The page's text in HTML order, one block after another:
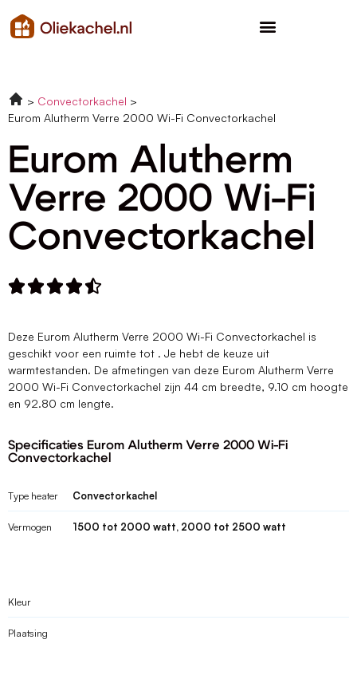
Convectorkachel
Eurom Alutherm Verre 2000 Wi-Fi Convectorkachel
Eurom Alutherm
Verre 2000 Wi-Fi
Convectorkachel

Deze Eurom Alutherm Verre 2000 Wi-Fi Convectorkachel is
geschikt voor een ruimte tot . Je hebt de keuze uit
warmtestanden. De afmetingen van deze Eurom Alutherm Verre
2000 Wi-Fi Convectorkachel zijn 44 cm breedte, 9.10 cm hoogte
en 92.80 cm lengte.
Specificaties Eurom Alutherm Verre 2000 Wi-Fi
Convectorkachel
Type heater Convectorkachel
Vermogen 1500 tot 2000 watt, 2000 tot 2500 watt
Kleur
Plaatsing